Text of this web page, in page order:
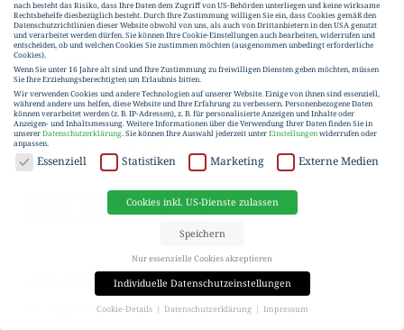
C&P Vacation Properties
C&P Assets
C&P Innovations
C&P Immobilienbeteiligungen
C&P Commercial Units
ALLGEMEIN
Neuigkeiten
nach besteht das Risiko, dass Ihre Daten dem Zugriff von US-Behörden unterliegen und keine wirksame
Rechtsbehelfe diesbezüglich besteht. Durch Ihre Zustimmung willigen Sie ein, dass Cookies gemäß den
Datenschutzrichtlinien dieser Website obwohl von uns, als auch von Drittanbietern in den USA genutzt
und verarbeitet werden dürfen. Sie können Ihre Cookie-Einstellungen auch bearbeiten, widerrufen und
entscheiden, ob und welchen Cookies Sie zustimmen möchten (ausgenommen unbedingt erforderliche
Cookies).
Wenn Sie unter 16 Jahre alt sind und Ihre Zustimmung zu freiwilligen Diensten geben möchten, müssen
Sie Ihre Erziehungsberechtigten um Erlaubnis bitten.
Wir verwenden Cookies und andere Technologien auf unserer Website. Einige von ihnen sind essenziell,
während andere uns helfen, diese Website und Ihre Erfahrung zu verbessern. Personenbezogene Daten
können verarbeitet werden (z. B. IP-Adressen), z. B. für personalisierte Anzeigen und Inhalte oder
Anzeigen- und Inhaltsmessung. Weitere Informationen über die Verwendung Ihrer Daten finden Sie in
unsererDatenschutzerklärung Sie können Ihre Auswahl jederzeit unterEinstellungenwiderrufen oder
anpassen.
DATENSCHUTZ
Essenziell Statistiken Marketing Externe Medien
Cookies inkl. US-Dienste zulassen
Speichern
Nur essenzielle Cookies akzeptieren
Individuelle Datenschutzeinstellungen
Cookie-Details Datenschutzerklärung Impressum